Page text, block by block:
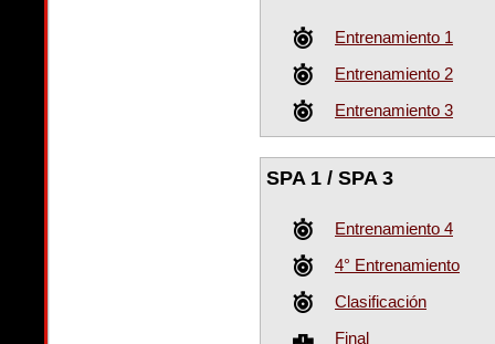
Entrenamiento 1
Entrenamiento 2
Entrenamiento 3
SPA 1 / SPA 3
Entrenamiento 4
4° Entrenamiento
Clasificación
Final